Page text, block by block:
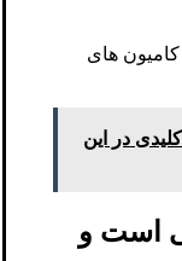
کامیون های
اصفهان و 3 سوال کلیدی در این
است و